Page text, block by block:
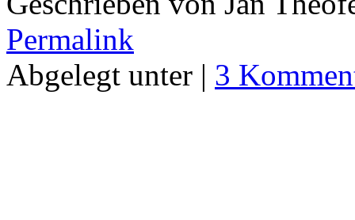
Permalink
Abgelegt unter | 3